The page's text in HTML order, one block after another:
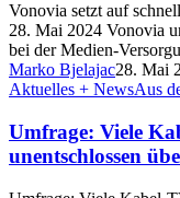
Vonovia setzt auf
28. Mai 2024 Vonovia
bei der Medien-
Marko Bjelajac28. Mai
Aktuelles + NewsAus
Umfrage: Viele
unentschlossen